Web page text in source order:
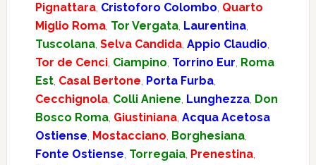
Pignattara, Cristoforo Colombo, Quarto
Miglio Roma, Tor Vergata, Laurentina,
Tuscolana, Selva Candida, Appio Claudio,
Tor de Cenci, Ciampino, Torrino Eur, Roma
Est, Casal Bertone, Porta Furba,
Cecchignola, Colli Aniene, Lunghezza, Don
Bosco Roma, Giustiniana, Acqua Acetosa
Ostiense, Mostacciano, Borghesiana,
Fonte Ostiense, Torregaia, Prenestina,